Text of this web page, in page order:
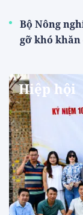
Bộ Nông
gỡ khó
Hiệp hội